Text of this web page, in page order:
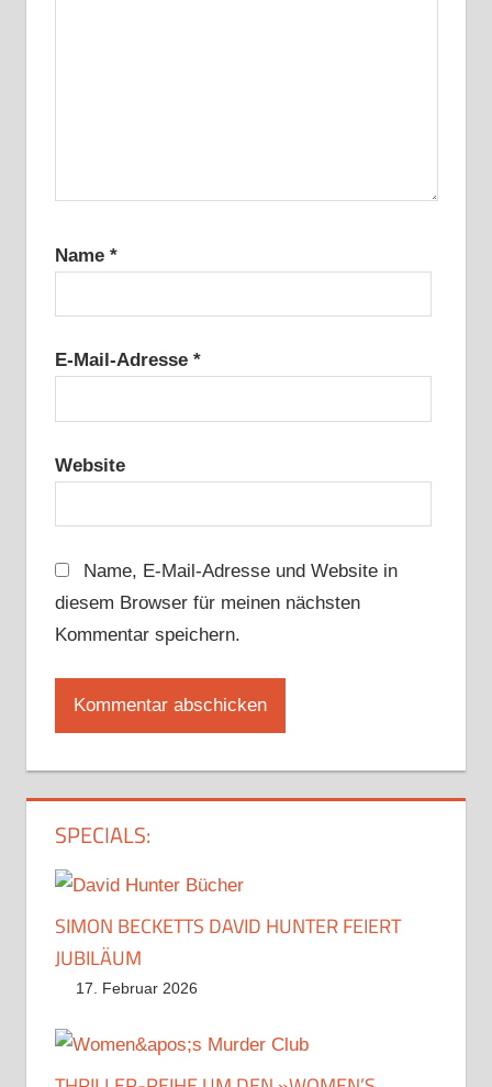
Name *
E-Mail-Adresse *
Website
Name, E-Mail-Adresse und Website in
diesem Browser für meinen nächsten
Kommentar speichern.
SPECIALS:
SIMON BECKETTS DAVID HUNTER FEIERT
JUBILÄUM
17. Februar 2026